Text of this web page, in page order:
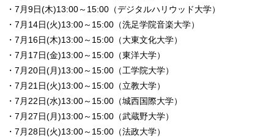
・7月9日(木)13:00～15:00（デジタルハリウッド大学）
・7月14日(火)13:00～15:00（洗足学院音楽大学）
・7月16日(木)13:00～15:00（大東文化大学）
・7月17日(金)13:00～15:00（東洋大学）
・7月20日(月)13:00～15:00（工学院大学）
・7月21日(火)13:00～15:00（立教大学）
・7月22日(水)13:00～15:00（城西国際大学）
・7月27日(月)13:00～15:00（武蔵野大学）
・7月28日(火)13:00～15:00（法政大学）